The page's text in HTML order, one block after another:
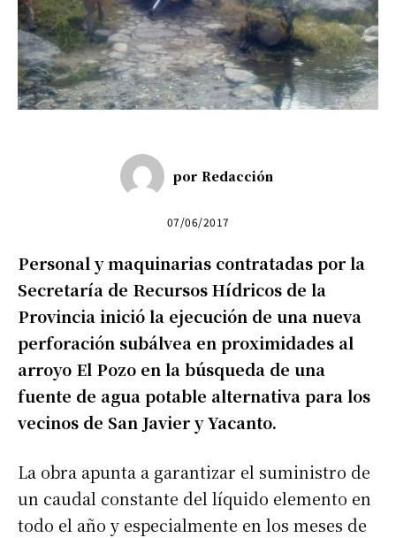
por Redacción
07/06/2017
Personal y maquinarias contratadas por la
Secretaría de Recursos Hídricos de la
Provincia inició la ejecución de una nueva
perforación subálvea en proximidades al
arroyo El Pozo en la búsqueda de una
fuente de agua potable alternativa para los
vecinos de San Javier y Yacanto.
La obra apunta a garantizar el suministro de
un caudal constante del líquido elemento en
todo el año y especialmente en los meses de